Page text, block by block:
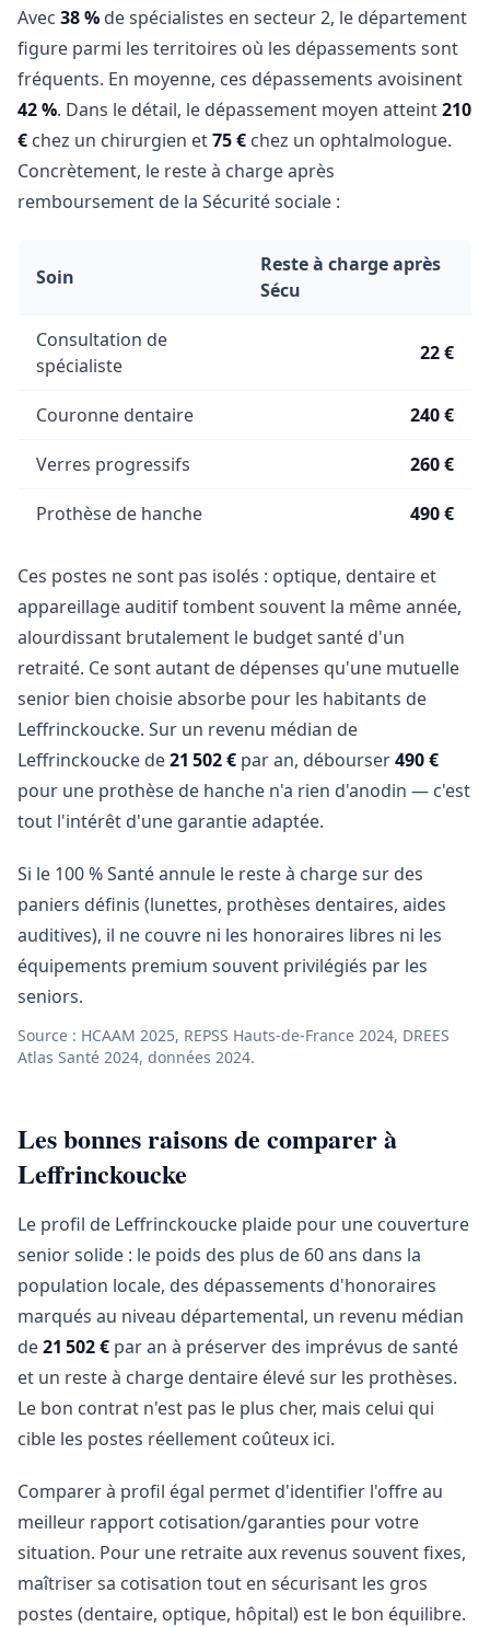
Avec 38 % de spécialistes en secteur 2, le département
figure parmi les territoires où les dépassements sont
fréquents. En moyenne, ces dépassements avoisinent
42 %. Dans le détail, le dépassement moyen atteint210
€ chez un chirurgien et75 € chez un ophtalmologue.
Concrètement, le reste à charge après
remboursement de la Sécurité sociale :
Soin
Reste à charge après
Sécu
Consultation de
spécialiste
22 €
Couronne dentaire 240 €
Verres progressifs 260 €
Prothèse de hanche 490 €
Ces postes ne sont pas isolés : optique, dentaire et
appareillage auditif tombent souvent la même année,
alourdissant brutalement le budget santé d'un
retraité. Ce sont autant de dépenses qu'une mutuelle
senior bien choisie absorbe pour les habitants de
Leffrinckoucke. Sur un revenu médian de
Leffrinckoucke de21 502 € par an, débourser490 €
pour une prothèse de hanche n'a rien d'anodin — c'est
tout l'intérêt d'une garantie adaptée.
Si le 100 % Santé annule le reste à charge sur des
paniers définis (lunettes, prothèses dentaires, aides
auditives), il ne couvre ni les honoraires libres ni les
équipements premium souvent privilégiés par les
seniors.
Source : HCAAM 2025, REPSS Hauts-de-France 2024, DREES
Atlas Santé 2024, données 2024.
Les bonnes raisons de comparer à
Leffrinckoucke
Le profil de Leffrinckoucke plaide pour une couverture
senior solide : le poids des plus de 60 ans dans la
population locale, des dépassements d'honoraires
marqués au niveau départemental, un revenu médian
de21 502 € par an à préserver des imprévus de santé
et un reste à charge dentaire élevé sur les prothèses.
Le bon contrat n'est pas le plus cher, mais celui qui
cible les postes réellement coûteux ici.
Comparer à profil égal permet d'identifier l'offre au
meilleur rapport cotisation/garanties pour votre
situation. Pour une retraite aux revenus souvent fixes,
maîtriser sa cotisation tout en sécurisant les gros
postes (dentaire, optique, hôpital) est le bon équilibre.